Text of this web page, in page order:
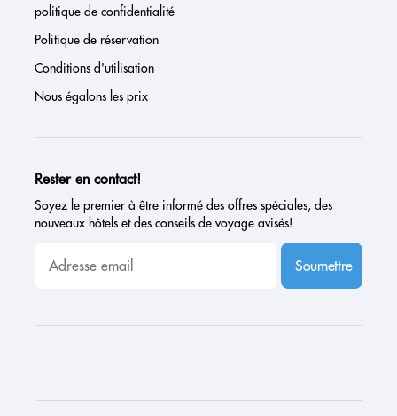
politique de confidentialité
Politique de réservation
Conditions d'utilisation
Nous égalons les prix
Rester en contact!
Soyez le premier à être informé des offres spéciales, des
nouveaux hôtels et des conseils de voyage avisés!
Soumettre